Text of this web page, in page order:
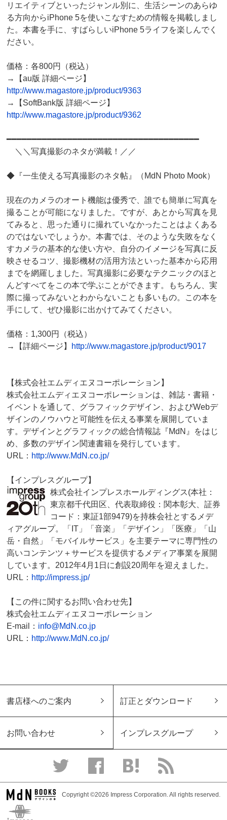
リエイティブといったジャンル別に、生活シーンのあらゆ
る方向からiPhone 5を使いこなすための情報を掲載しまし
た。本書を手に、すばらしいiPhone 5ライフを楽しんでく
ださい。
価格：各800円（税込）
→【au版 詳細ページ】
http://www.magastore.jp/product/9363
→【SoftBank版 詳細ページ】
http://www.magastore.jp/product/9362
━━━━━━━━━━━━━━━━━━━━━━━━━━━━━━━━━━━━━━
＼＼写真撮影のネタが満載！／／
◆『一生使える写真撮影のネタ帖』（MdN Photo Mook）
現在のカメラのオート機能は優秀で、誰でも簡単に写真を
撮ることが可能になりました。ですが、あとから写真を見
てみると、思った通りに撮れていなかったことはよくある
のではないでしょうか。本書では、そのような失敗をなく
すカメラの基本的な使い方や、自分のイメージを写真に反
映させるコツ、撮影機材の活用方法といった基本から応用
までを網羅しました。写真撮影に必要なテクニックのほと
んどすべてをこの本で学ぶことができます。もちろん、実
際に撮ってみないとわからないことも多いもの。この本を
手にして、ぜひ撮影に出かけてみてください。
価格：1,300円（税込）
→【詳細ページ】
http://www.magastore.jp/product/9017
【株式会社エムディエヌコーポレーション】
株式会社エムディエヌコーポレーションは、雑誌・書籍・
イベントを通して、グラフィックデザイン、およびWebデ
ザインのノウハウと可能性を伝える事業を展開していま
す。デザインとグラフィックの総合情報誌『MdN』をはじ
め、多数のデザイン関連書籍を発行しています。
URL： http://www.MdN.co.jp/
【インプレスグループ】
株式会社インプレスホールディングス(本社：
東京都千代田区、代表取締役：関本彰大、証券
コード：東証1部9479)を持株会社とするメデ
ィアグループ。「IT」「音楽」「デザイン」「医療」「山
岳・自然」「モバイルサービス」を主要テーマに専門性の
高いコンテンツ＋サービスを提供するメディア事業を展開
しています。2012年4月1日に創設20周年を迎えました。
URL： http://impress.jp/
【この件に関するお問い合わせ先】
株式会社エムディエヌコーポレーション
E-mail： info@MdN.co.jp
URL： http://www.MdN.co.jp/
書店様へのご案内 訂正とダウンロード
お問い合わせ インプレスグループ
Copyright ©2026 Impress Corporation. All rights reserved.